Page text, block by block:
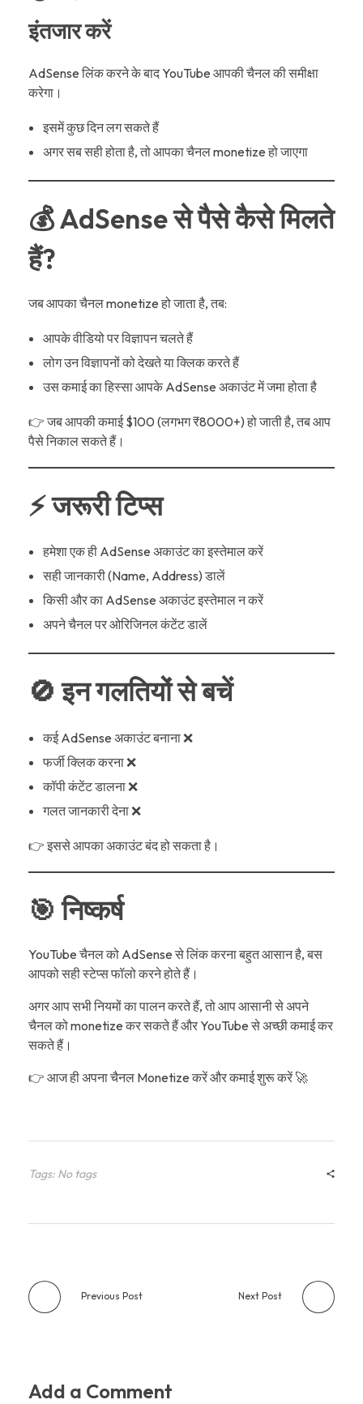
इंतजार करें
AdSense लिंक करने के बाद YouTube आपकी चैनल की समीक्षा
करेगा।
इसमें कुछ दिन लग सकते हैं
अगर सब सही होता है, तो आपका चैनल monetize हो जाएगा
💰 AdSense से पैसे कैसे मिलते
हैं?
जब आपका चैनल monetize हो जाता है, तब:
आपके वीडियो पर विज्ञापन चलते हैं
लोग उन विज्ञापनों को देखते या क्लिक करते हैं
उस कमाई का हिस्सा आपके AdSense अकाउंट में जमा होता है
👉 जब आपकी कमाई $100 (लगभग ₹8000+) हो जाती है, तब आप
पैसे निकाल सकते हैं।
⚡ जरूरी टिप्स
हमेशा एक ही AdSense अकाउंट का इस्तेमाल करें
सही जानकारी (Name, Address) डालें
किसी और का AdSense अकाउंट इस्तेमाल न करें
अपने चैनल पर ओरिजिनल कंटेंट डालें
🚫 इन गलतियों से बचें
कई AdSense अकाउंट बनाना ❌
फर्जी क्लिक करना ❌
कॉपी कंटेंट डालना ❌
गलत जानकारी देना ❌
👉 इससे आपका अकाउंट बंद हो सकता है।
🎯 निष्कर्ष
YouTube चैनल को AdSense से लिंक करना बहुत आसान है, बस
आपको सही स्टेप्स फॉलो करने होते हैं।
अगर आप सभी नियमों का पालन करते हैं, तो आप आसानी से अपने
चैनल को monetize कर सकते हैं और YouTube से अच्छी कमाई कर
सकते हैं।
👉 आज ही अपना चैनल Monetize करें और कमाई शुरू करें 🚀
Tags: No tags
Previous Post Next Post
Add a Comment